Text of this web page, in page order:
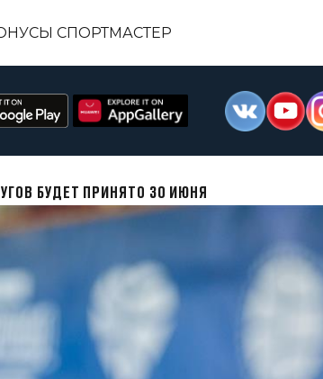
СПОРТМАСТЕР
БУДЕТ ПРИНЯТО 30 ИЮНЯ